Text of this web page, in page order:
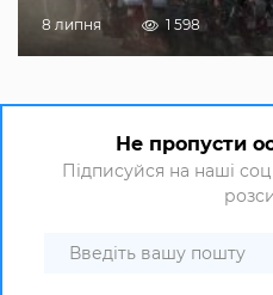
8 липня 1 598
Не пропусти
Підписуйся на наші